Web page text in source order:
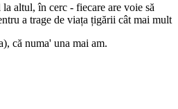
altul, în cerc - fiecare are voie să
a trage de viața țigării cât mai mult
că numa' una mai am.